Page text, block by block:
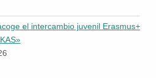
el intercambio juvenil Erasmus+